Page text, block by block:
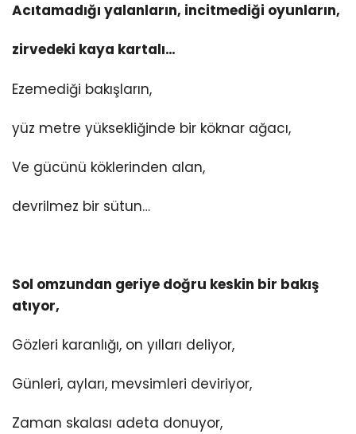
Acıtamadığı yalanların, incitmediği oyunların,
zirvedeki kaya kartalı…
Ezemediği bakışların,
yüz metre yüksekliğinde bir köknar ağacı,
Ve gücünü köklerinden alan,
devrilmez bir sütun…
Sol omzundan geriye doğru keskin bir bakış
atıyor,
Gözleri karanlığı, on yılları deliyor,
Günleri, ayları, mevsimleri deviriyor,
Zaman skalası adeta donuyor,